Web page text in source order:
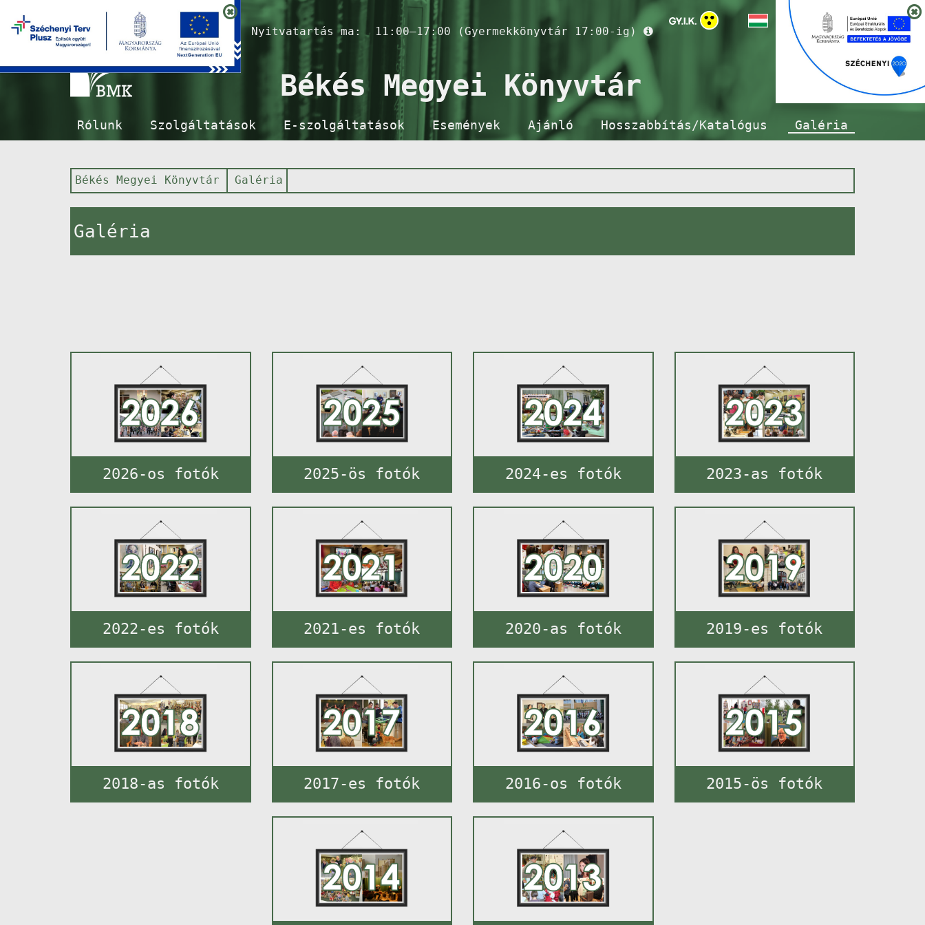
Nyitvatartás ma: 11:00–17:00 (Gyermekkönyvtár 17:00-ig)
Békés Megyei Könyvtár
Rólunk Szolgáltatások E-szolgáltatások Események Ajánló Hosszabbítás/Katalógus Galéria
Békés Megyei Könyvtár Galéria
Galéria
2026-os fotók 2025-ös fotók 2024-es fotók 2023-as fotók
2022-es fotók 2021-es fotók 2020-as fotók 2019-es fotók
2018-as fotók 2017-es fotók 2016-os fotók 2015-ös fotók